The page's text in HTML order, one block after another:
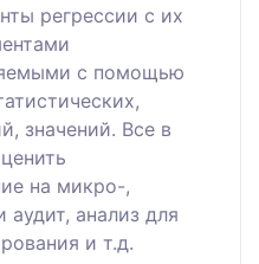
регрессии с их
с помощью
значений. Все в
на микро-,
аудит, анализ для
и т.д.